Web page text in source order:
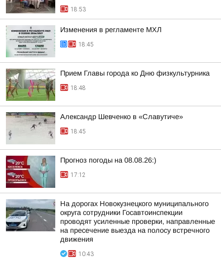
18:53
Изменения в регламенте МХЛ
18:45
Прием Главы города ко Дню физкультурника
18:48
Александр Шевченко в «Славутиче»
18:45
Прогноз погоды на 08.08.26:)
17:12
На дорогах Новокузнецкого муниципального
округа сотрудники Госавтоинспекции
проводят усиленные проверки, направленные
на пресечение выезда на полосу встречного
движения
10:43